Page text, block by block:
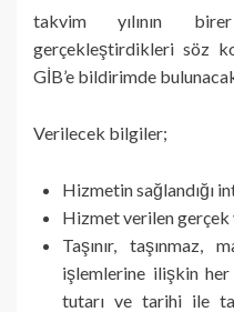
takvim yılının
gerçekleştirdikleri söz
GİB’e bildirimde
Verilecek bilgiler;
Hizmetin sağlandığı
Hizmet verilen
Taşınır, taşınmaz,
işlemlerine ilişkin
tutarı ve tarihi ile